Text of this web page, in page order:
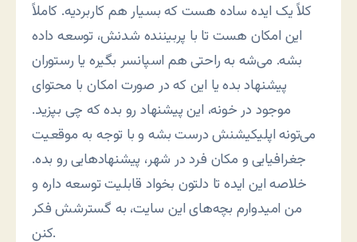
کلاً یک ایده ساده هست که بسیار هم کاربردیه. کاملاً
این امکان هست تا با پربیننده شدنش، توسعه داده
بشه. می‌شه به راحتی هم اسپانسر بگیره یا رستوران
پیشنهاد بده یا این که در صورت امکان با محتوای
موجود در خونه، این پیشنهاد رو بده که چی بپزید.
می‌تونه اپلیکیشنش درست بشه و با توجه به موقعیت
جغرافیایی و مکان فرد در شهر، پیشنهادهایی رو بده.
خلاصه این ایده تا دلتون بخواد قابلیت توسعه داره و
من امیدوارم بچه‌های این سایت، به گسترشش فکر
کنن.